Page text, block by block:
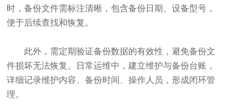
时，备份文件需标注清晰，包含备份日期、设备型号，
便于后续查找和恢复。
此外，需定期验证备份数据的有效性，避免备份文
件损坏无法恢复。日常运维中，建立维护与备份台账，
详细记录维护内容、备份时间、操作人员，形成闭环管
理。